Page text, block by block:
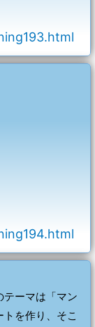
テーマは「マン
を作り、そこ